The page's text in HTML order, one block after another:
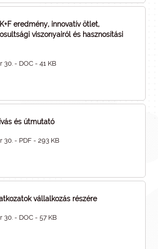
eredmény, innovatív ötlet,
viszonyairól és hasznosítási
30. - DOC - 41 KB
és útmutató
30. - PDF - 293 KB
vállalkozás részére
30. - DOC - 57 KB